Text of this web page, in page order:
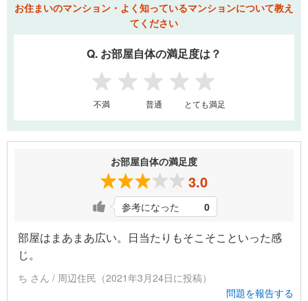
お住まいのマンション・よく知っているマンションについて教え
てください
Q. お部屋自体の満足度は？
1 2 3 4 5
不満 普通 とても満足
お部屋自体の満足度
3.0
参考になった 0
部屋はまあまあ広い。日当たりもそこそこといった感
じ。
ち さん / 周辺住民（2021年3月24日に投稿）
問題を報告する